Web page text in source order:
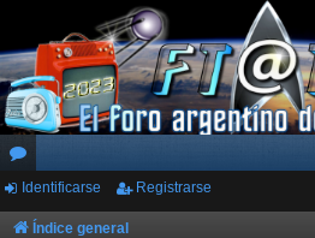
or
os
Identificarse Registrarse
Índice general